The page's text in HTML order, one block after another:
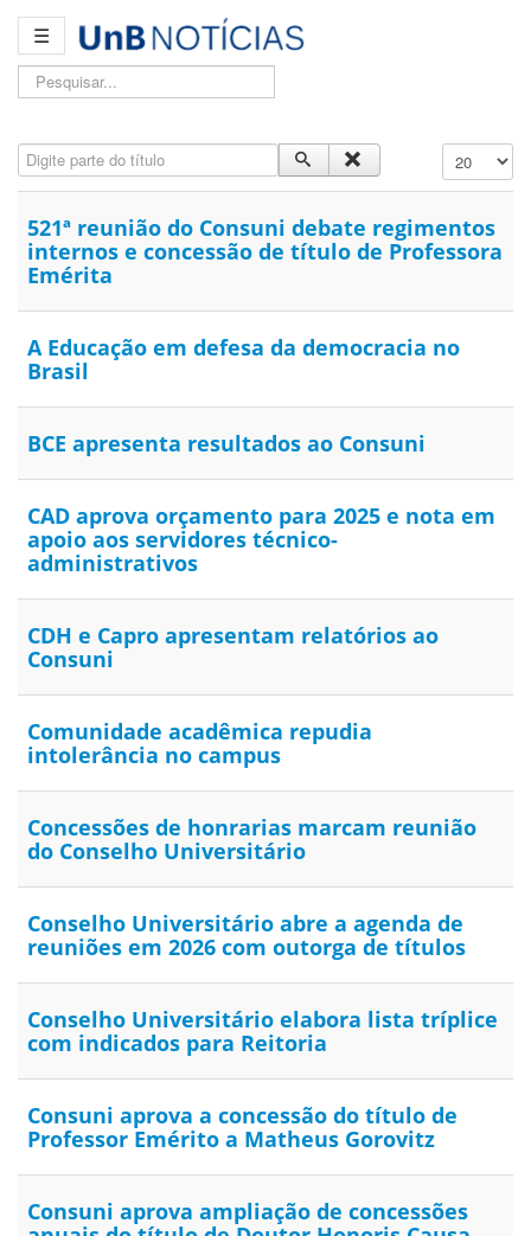
☰
Pesquisar...
Digite parte do título Exibir #
521ª reunião do Consuni debate regimentos
internos e concessão de título de Professora
Emérita
A Educação em defesa da democracia no
Brasil
BCE apresenta resultados ao Consuni
CAD aprova orçamento para 2025 e nota em
apoio aos servidores técnico-
administrativos
CDH e Capro apresentam relatórios ao
Consuni
Comunidade acadêmica repudia
intolerância no campus
Concessões de honrarias marcam reunião
do Conselho Universitário
Conselho Universitário abre a agenda de
reuniões em 2026 com outorga de títulos
Conselho Universitário elabora lista tríplice
com indicados para Reitoria
Consuni aprova a concessão do título de
Professor Emérito a Matheus Gorovitz
Consuni aprova ampliação de concessões